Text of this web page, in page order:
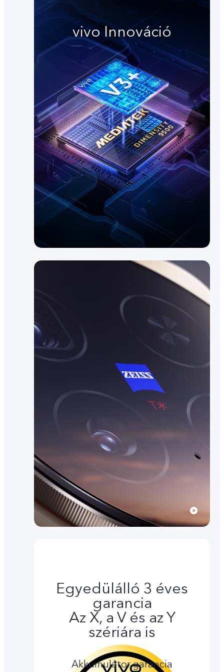
vivo Innováció
Egyedülálló 3 éves
garancia
Az X, a V és az Y
szériára is
Akkumulátor garancia